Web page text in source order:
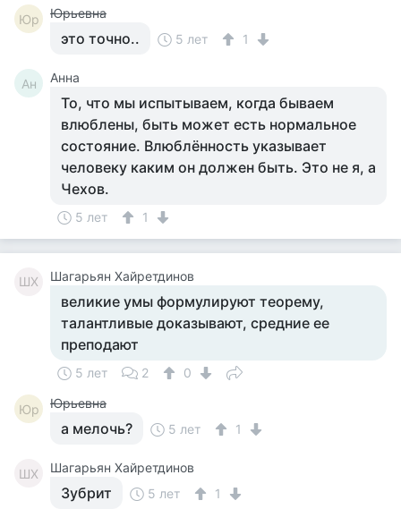
Юр Юрьевна
это точно.. 5 лет 1
Ан Анна
То, что мы испытываем, когда бываем
влюблены, быть может есть нормальное
состояние. Влюблённость указывает
человеку каким он должен быть. Это не я, а
Чехов.
5 лет 1
ШХ Шагарьян Хайретдинов
великие умы формулируют теорему,
талантливые доказывают, средние ее
преподают
5 лет 2 0
Юр Юрьевна
а мелочь? 5 лет 1
ШХ Шагарьян Хайретдинов
Зубрит 5 лет 1